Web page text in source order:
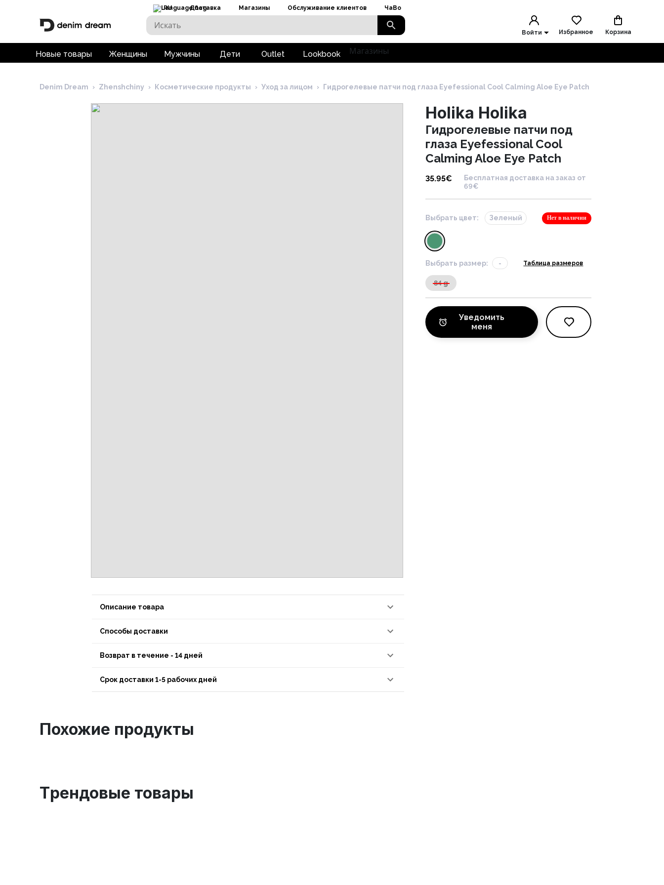
RU Доставка Магазины Обслуживание клиентов ЧаВо
Войти Избранное Корзина
Новые товары Женщины Мужчины Дети Outlet Lookbook Магазины
Denim Dream › Zhenshchiny › Косметические продукты › Уход за лицом › Гидрогелевые патчи под глаза Eyefessional Cool Calming Aloe Eye Patch
Описание товара
Способы доставки
Возврат в течение - 14 дней
Срок доставки 1-5 рабочих дней
Holika Holika
Гидрогелевые патчи под
глаза Eyefessional Cool
Calming Aloe Eye Patch
35.95€
Бесплатная доставка на заказ от
69€
Выбрать цвет: Зеленый Нет в наличии
Выбрать размер: - Таблица размеров
84 g
Уведомить
меня
Похожие продукты
Tрендовые товары